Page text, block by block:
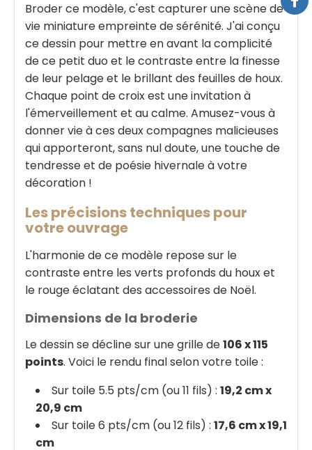
Broder ce modèle, c'est capturer une scène de
vie miniature empreinte de sérénité. J'ai conçu
ce dessin pour mettre en avant la complicité
de ce petit duo et le contraste entre la finesse
de leur pelage et le brillant des feuilles de houx.
Chaque point de croix est une invitation à
l'émerveillement et au calme. Amusez-vous à
donner vie à ces deux compagnes malicieuses
qui apporteront, sans nul doute, une touche de
tendresse et de poésie hivernale à votre
décoration !
Les précisions techniques pour
votre ouvrage
L'harmonie de ce modèle repose sur le
contraste entre les verts profonds du houx et
le rouge éclatant des accessoires de Noël.
Dimensions de la broderie
Le dessin se décline sur une grille de106 x 115
points. Voici le rendu final selon votre toile :
Sur toile 5.5 pts/cm (ou 11 fils) : 19,2 cm x
20,9 cm
Sur toile 6 pts/cm (ou 12 fils) : 17,6 cm x 19,1
cm